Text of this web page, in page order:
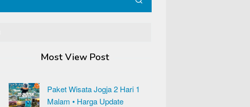
Most View Post
Paket Wisata Jogja 2 Hari 1
Malam • Harga Update